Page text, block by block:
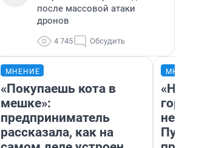
после массовой атаки
дронов
4 745 Обсудить
МНЕНИЕ
«Покупаешь кота в
мешке»:
предприниматель
рассказала, как на
«Нет